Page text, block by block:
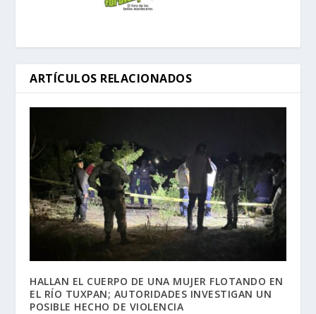
ARTÍCULOS RELACIONADOS
HALLAN EL CUERPO DE UNA MUJER FLOTANDO EN
EL RÍO TUXPAN; AUTORIDADES INVESTIGAN UN
POSIBLE HECHO DE VIOLENCIA